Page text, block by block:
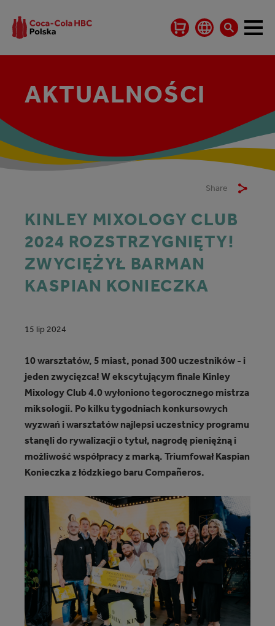
AKTUALNOŚCI
Share
KINLEY MIXOLOGY CLUB
2024 ROZSTRZYGNIĘTY!
ZWYCIĘŻYŁ BARMAN
KASPIAN KONIECZKA
15 lip 2024
10 warsztatów, 5 miast, ponad 300 uczestników - i
jeden zwycięzca! W ekscytującym finale Kinley
Mixology Club 4.0 wyłoniono tegorocznego mistrza
miksologii. Po kilku tygodniach konkursowych
wyzwań i warsztatów najlepsi uczestnicy programu
stanęli do rywalizacji o tytuł, nagrodę pieniężną i
możliwość współpracy z marką. Triumfował Kaspian
Konieczka z łódzkiego baru Compañeros.